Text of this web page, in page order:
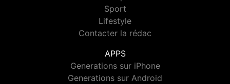
Sport
Lifestyle
Contacter la rédac
APPS
Generations sur iPhone
Generations sur Android